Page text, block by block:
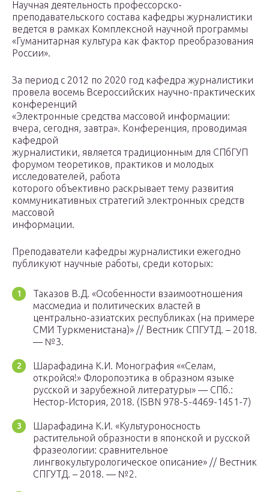
Научная деятельность профессорско-
преподавательского состава кафедры журналистики
ведется в рамках Комплексной научной программы
«Гуманитарная культура как фактор преобразования
России».
За период с 2012 по 2020 год кафедра журналистики
провела восемь Всероссийских научно-практических
конференций
«Электронные средства массовой информации:
вчера, сегодня, завтра». Конференция, проводимая
кафедрой
журналистики, является традиционным для СПбГУП
форумом теоретиков, практиков и молодых
исследователей, работа
которого объективно раскрывает тему развития
коммуникативных стратегий электронных средств
массовой
информации.
Преподаватели кафедры журналистики ежегодно
публикуют научные работы, среди которых:
Таказов В.Д. «Особенности взаимоотношения
массмедиа и политических властей в
центрально-азиатских республиках (на примере
СМИ Туркменистана)» // Вестник СПГУТД. – 2018.
— №3.
Шарафадина К.И. Монография ««Селам,
откройся!» Флоропоэтика в образном языке
русской и зарубежной литературы» — СПб.:
Нестор-История, 2018. (ISBN 978-5-4469-1451-7)
Шарафадина К.И. «Культуроносность
растительной образности в японской и русской
фразеологии: сравнительное
лингвокультурологическое описание» // Вестник
СПГУТД. – 2018. — №2.